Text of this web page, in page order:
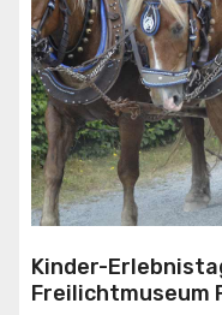
Kinder-
Freilichtmuseum